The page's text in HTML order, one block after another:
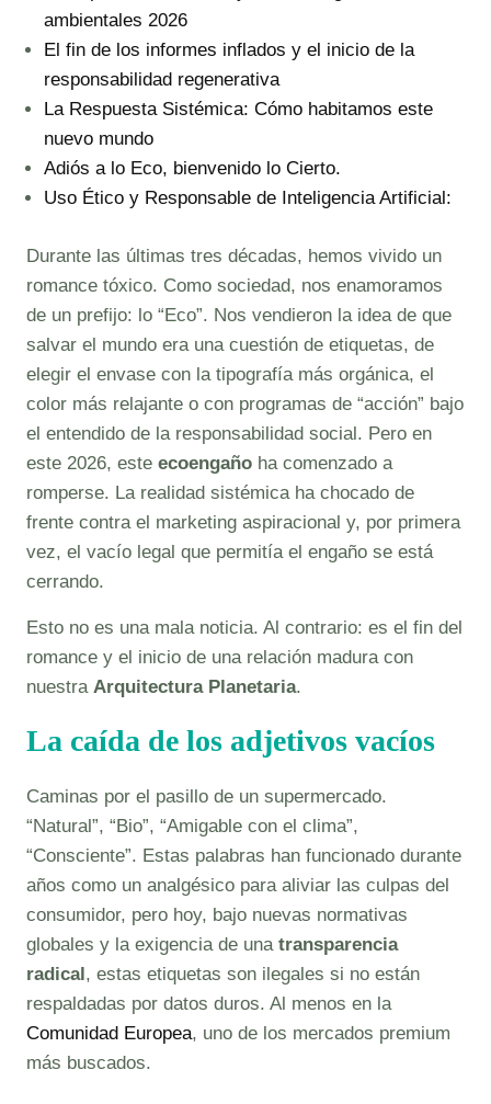
ambientales 2026
El fin de los informes inflados y el inicio de la
responsabilidad regenerativa
La Respuesta Sistémica: Cómo habitamos este
nuevo mundo
Adiós a lo Eco, bienvenido lo Cierto.
Uso Ético y Responsable de Inteligencia Artificial:
Durante las últimas tres décadas, hemos vivido un
romance tóxico. Como sociedad, nos enamoramos
de un prefijo: lo “Eco”. Nos vendieron la idea de que
salvar el mundo era una cuestión de etiquetas, de
elegir el envase con la tipografía más orgánica, el
color más relajante o con programas de “acción” bajo
el entendido de la responsabilidad social. Pero en
este 2026, este ecoengaño ha comenzado a
romperse. La realidad sistémica ha chocado de
frente contra el marketing aspiracional y, por primera
vez, el vacío legal que permitía el engaño se está
cerrando.
Esto no es una mala noticia. Al contrario: es el fin del
romance y el inicio de una relación madura con
nuestra Arquitectura Planetaria.
La caída de los adjetivos vacíos
Caminas por el pasillo de un supermercado.
“Natural”, “Bio”, “Amigable con el clima”,
“Consciente”. Estas palabras han funcionado durante
años como un analgésico para aliviar las culpas del
consumidor, pero hoy, bajo nuevas normativas
globales y la exigencia de una transparencia
radical, estas etiquetas son ilegales si no están
respaldadas por datos duros. Al menos en la
Comunidad Europea, uno de los mercados premium
más buscados.